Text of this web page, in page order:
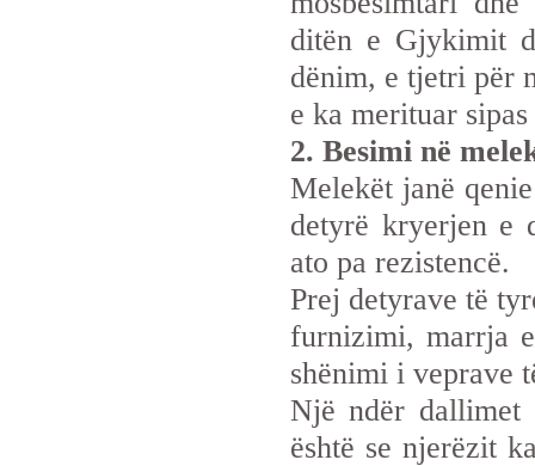
ditën e Gjykimit
dënim, e tjetri për
e ka merituar
2. Besimi në
Melekët janë
detyrë kryerjen e
ato pa rezistencë.
Prej detyrave të
furnizimi, marrja
shënimi i veprave
Një ndër dallimet
është se njerëzit